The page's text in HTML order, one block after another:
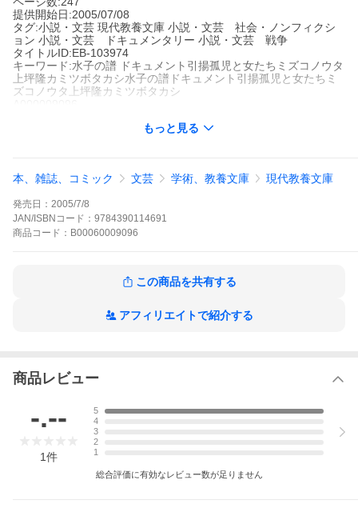
提供開始日:2005/07/08
タグ:小説・文芸 現代教養文庫 小説・文芸 社会・ノンフィクシ
ョン 小説・文芸 ドキュメンタリー 小説・文芸 戦争
タイトルID:EB-103974
キーワード:水子の譜 ドキュメント引揚孤児と女たちミズコノウタ
上坪隆カミツボタカシ水子の譜ドキュメント引揚孤児と女たちミ
ズコノウタ上坪隆カミツボタカシ
ン
小説・文芸 ドキュメンタリー 小説・文芸 戦争
受けた引揚者たちの過酷な戦後を追跡する。隠された戦後史の証
言。
水子の譜 ドキュメント引揚孤児と女たちの作品をもっと見る
もっと見る
本、雑誌、コミック 文芸 学術、教養文庫 現代教養文庫
発売日： 2005/7/8
JAN/ISBNコード： 9784390114691
商品 コード： B00060009096
この商品を共有する
アフィリエイトで紹介する
商品レビュー
-.--
1件
5
4
3
2
1
総合評価に有効なレビュー数が足りません